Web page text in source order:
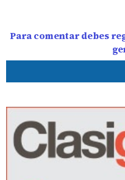
Para comentar debes